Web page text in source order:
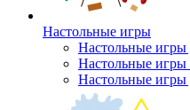
Настольные игры
Настольные игры
Настольные игры
Настольные игры